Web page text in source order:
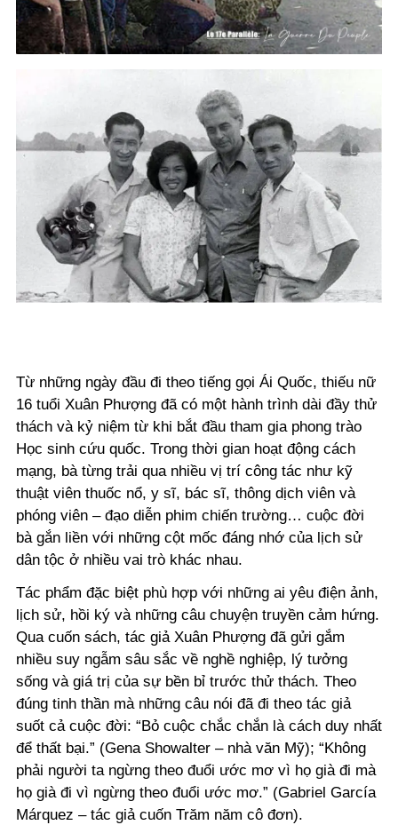
Từ những ngày đầu đi theo tiếng gọi Ái Quốc, thiếu nữ
16 tuổi Xuân Phượng đã có một hành trình dài đầy thử
thách và kỷ niệm từ khi bắt đầu tham gia phong trào
Học sinh cứu quốc. Trong thời gian hoạt động cách
mạng, bà từng trải qua nhiều vị trí công tác như kỹ
thuật viên thuốc nổ, y sĩ, bác sĩ, thông dịch viên và
phóng viên – đạo diễn phim chiến trường… cuộc đời
bà gắn liền với những cột mốc đáng nhớ của lịch sử
dân tộc ở nhiều vai trò khác nhau.
Tác phẩm đặc biệt phù hợp với những ai yêu điện ảnh,
lịch sử, hồi ký và những câu chuyện truyền cảm hứng.
Qua cuốn sách, tác giả Xuân Phượng đã gửi gắm
nhiều suy ngẫm sâu sắc về nghề nghiệp, lý tưởng
sống và giá trị của sự bền bỉ trước thử thách. Theo
đúng tinh thần mà những câu nói đã đi theo tác giả
suốt cả cuộc đời: “Bỏ cuộc chắc chắn là cách duy nhất
để thất bại.” (Gena Showalter – nhà văn Mỹ); “Không
phải người ta ngừng theo đuổi ước mơ vì họ già đi mà
họ già đi vì ngừng theo đuổi ước mơ.” (Gabriel García
Márquez – tác giả cuốn Trăm năm cô đơn).